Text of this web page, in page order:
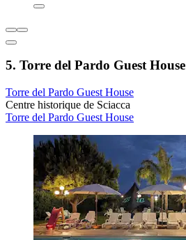
5. Torre del Pardo Guest House
Torre del Pardo Guest House
Centre historique de Sciacca
Torre del Pardo Guest House